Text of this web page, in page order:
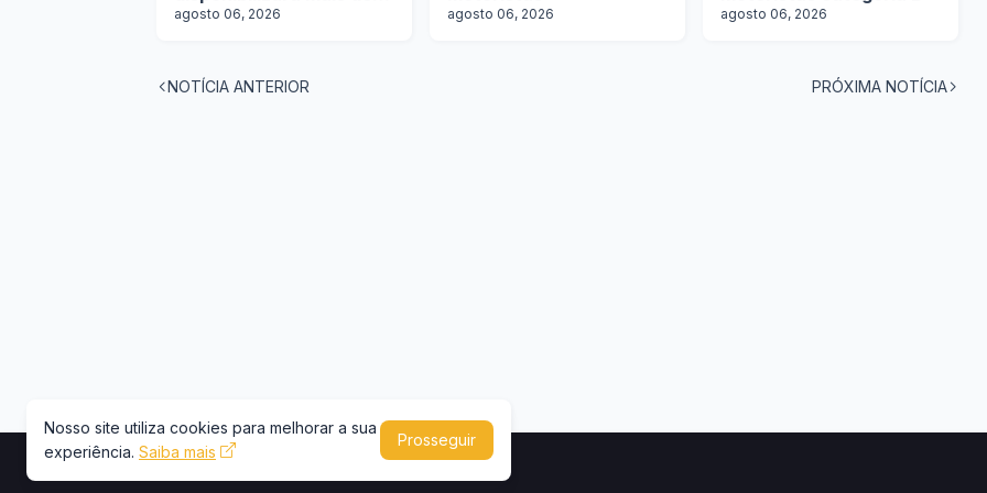
100 ônibus para
agosto 06, 2026 agosto 06, 2026 agosto 06, 2026
NOTÍCIA ANTERIOR PRÓXIMA NOTÍCIA
Nosso site utiliza cookies para melhorar a sua
experiência. Saiba mais
Prosseguir